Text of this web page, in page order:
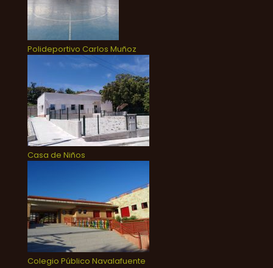
Polideportivo Carlos Muñoz
Casa de Niños
Colegio Público Navalafuente